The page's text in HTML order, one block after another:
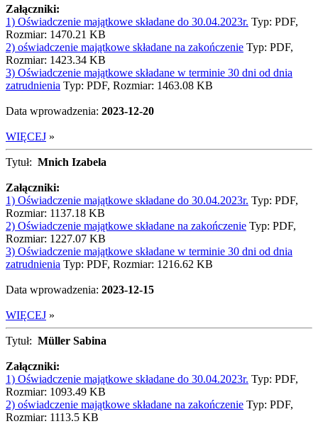
Załączniki:
1) Oświadczenie majątkowe składane do 30.04.2023r. Typ: PDF,
Rozmiar: 1470.21 KB
2) oświadczenie majątkowe składane na zakończenie Typ: PDF,
Rozmiar: 1423.34 KB
3) Oświadczenie majątkowe składane w terminie 30 dni od dnia
zatrudnienia Typ: PDF, Rozmiar: 1463.08 KB
Data wprowadzenia: 2023-12-20
WIĘCEJ »
Tytuł: Mnich Izabela
Załączniki:
1) Oświadczenie majątkowe składane do 30.04.2023r. Typ: PDF,
Rozmiar: 1137.18 KB
2) Oświadczenie majątkowe składane na zakończenie Typ: PDF,
Rozmiar: 1227.07 KB
3) Oświadczenie majątkowe składane w terminie 30 dni od dnia
zatrudnienia Typ: PDF, Rozmiar: 1216.62 KB
Data wprowadzenia: 2023-12-15
WIĘCEJ »
Tytuł: Müller Sabina
Załączniki:
1) Oświadczenie majątkowe składane do 30.04.2023r. Typ: PDF,
Rozmiar: 1093.49 KB
2) oświadczenie majątkowe składane na zakończenie Typ: PDF,
Rozmiar: 1113.5 KB